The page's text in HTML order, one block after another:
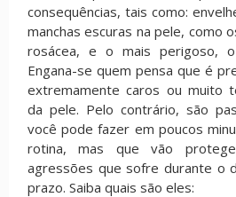
consequências, tais como:
manchas escuras na pele, como
rosácea, e o mais perigoso,
Engana-se quem pensa que é
extremamente caros ou muito
da pele. Pelo contrário, são
você pode fazer em poucos
rotina, mas que vão
agressões que sofre durante o
prazo. Saiba quais são eles: